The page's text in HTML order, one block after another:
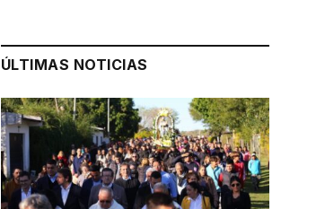
ÚLTIMAS NOTICIAS